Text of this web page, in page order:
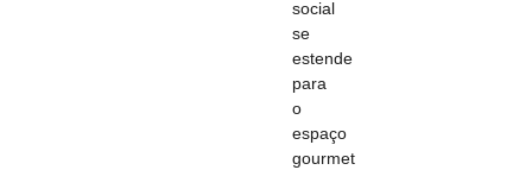
social
se
estende
para
o
espaço
gourmet